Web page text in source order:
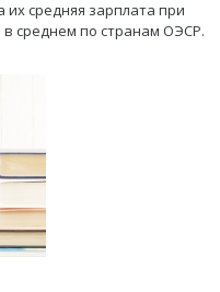
их средняя зарплата при
среднем по странам ОЭСР.